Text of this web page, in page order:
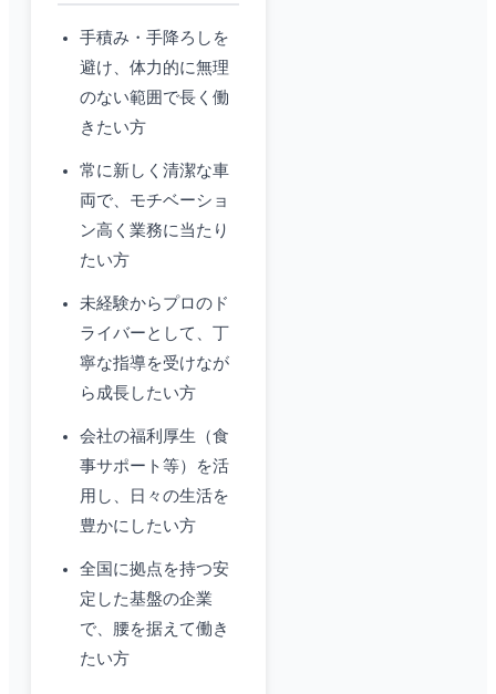
手積み・手降ろしを
避け、体力的に無理
のない範囲で長く働
きたい方
常に新しく清潔な車
両で、モチベーショ
ン高く業務に当たり
たい方
未経験からプロのド
ライバーとして、丁
寧な指導を受けなが
ら成長したい方
会社の福利厚生（食
事サポート等）を活
用し、日々の生活を
豊かにしたい方
全国に拠点を持つ安
定した基盤の企業
で、腰を据えて働き
たい方